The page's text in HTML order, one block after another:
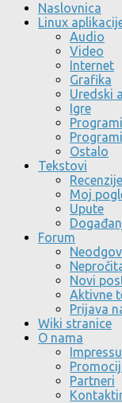
Naslovnica
Linux
Audio
Video
Internet
Grafika
Uredski
Igre
Programi
Ostalo
Tekstovi
Recenzije
Moj
Upute
Forum
Novi
Aktivne
Prijava
Wiki stranice
O nama
Partneri